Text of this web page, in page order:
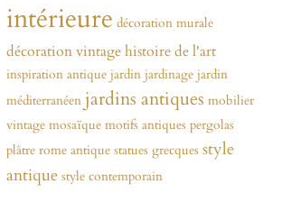
intérieure décoration murale
décoration vintagehistoire de l'art
inspiration antique jardin jardinage jardin
méditerranéen jardins antiques mobilier
vintage mosaïque motifs antiques pergolas
plâtre rome antique statues grecques style
antique style contemporain